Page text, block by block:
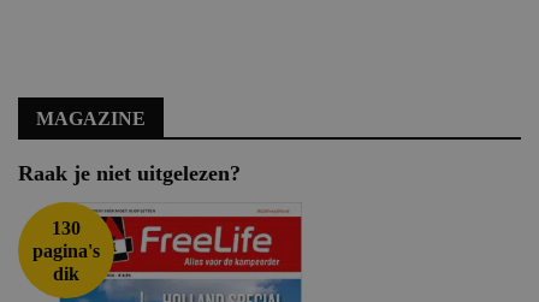
MAGAZINE
Raak je niet uitgelezen?
130
pagina's
dik